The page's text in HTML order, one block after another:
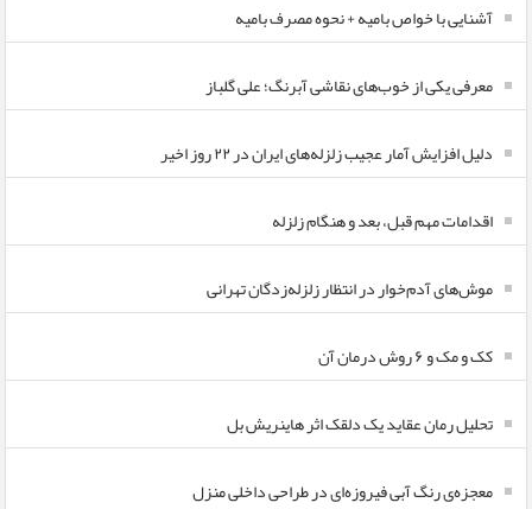
آشنایی با خواص بامیه + نحوه مصرف بامیه
معرفی یکی از خوب‌های نقاشی آبرنگ؛ علی گلباز
دلیل افزایش آمار عجیب زلزله‌های ایران در ۲۲ روز اخیر
اقدامات مهم قبل، بعد و هنگام زلزله
موش‌های آدم‌خوار در انتظار زلزله‌زدگان تهرانی
کک و مک و ۶ روش درمان آن
تحلیل رمان عقاید یک دلقک اثر هاینریش بل
معجزه‌ی رنگ آبی فیروزه‌ای در طراحی داخلی منزل